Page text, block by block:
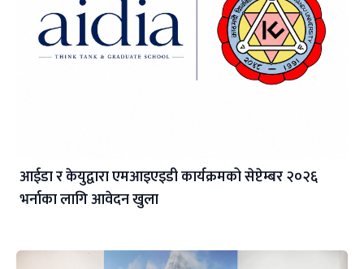
आईडा र केयुद्वारा एमआइएइडी कार्यक्रमको सेप्टेम्बर २०२६
भर्नाका लागि आवेदन खुला